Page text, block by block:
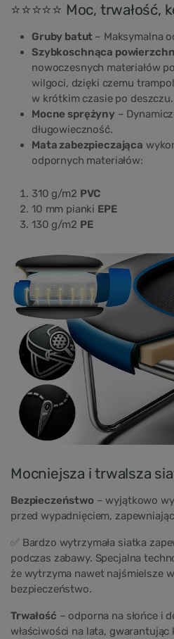
⭐⭐⭐⭐⭐ Moc, trwałość,
Gruby batut – Maksymalna
Szybkoschnąca
nowoczesnych materiałów
wilgoci, dzięki czemu
w krótkim czasie po deszczu.
Mocne sprężyny–
długowieczność.
Mata zabezpieczająca
odpornych materiałów:
310 g/m2 PVC
10 mm pianki EPE
130 g/m2 PE
Mocniejsza i trwalsza
Bezpieczeństwo– wyjątkowo
przed wypadnięciem,
✅ Bardzo wytrzymała siatka
podczas zabawy. Specjalna
że wytrzyma nawet najśmielsze
bezpieczeństwo.
Trwałość – odporna na słońce i
właściwości na lata,